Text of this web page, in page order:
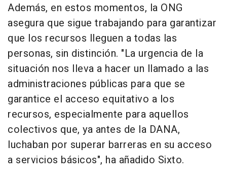
Además, en estos momentos, la ONG
asegura que sigue trabajando para garantizar
que los recursos lleguen a todas las
personas, sin distinción. "La urgencia de la
situación nos lleva a hacer un llamado a las
administraciones públicas para que se
garantice el acceso equitativo a los
recursos, especialmente para aquellos
colectivos que, ya antes de la DANA,
luchaban por superar barreras en su acceso
a servicios básicos", ha añadido Sixto.